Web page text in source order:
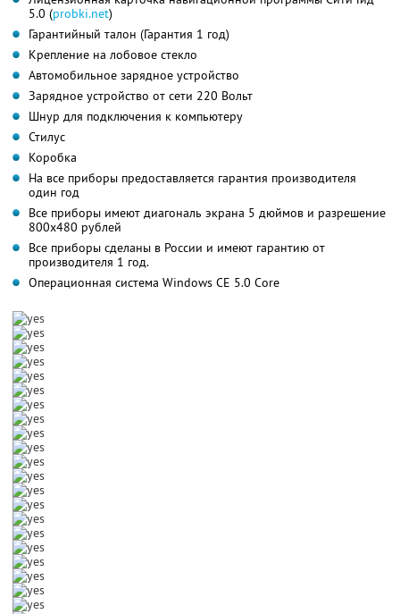
5.0 (probki.net)
Гарантийный талон (Гарантия 1 год)
Крепление на лобовое стекло
Автомобильное зарядное устройство
Зарядное устройство от сети 220 Вольт
Шнур для подключения к компьютеру
Стилус
Коробка
На все приборы предоставляется гарантия производителя
один год
Все приборы имеют диагональ экрана 5 дюймов и разрешение
800х480 рублей
Все приборы сделаны в России и имеют гарантию от
производителя 1 год.
Операционная система Windows CE 5.0 Core